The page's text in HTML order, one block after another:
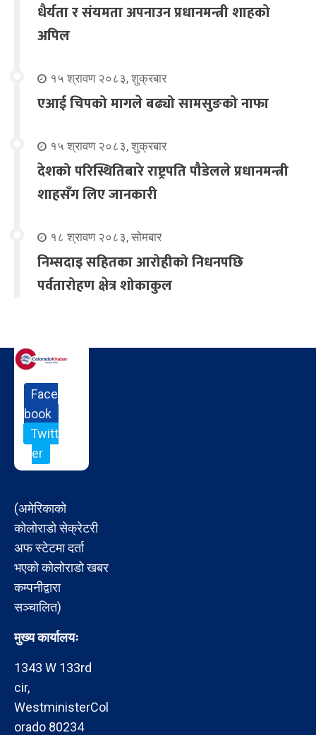
धैर्यता र संयमता अपनाउन प्रधानमन्त्री शाहको
अपिल
१५ श्रावण २०८३, शुक्रबार
एआई चिपको मागले बढ्यो सामसुङको नाफा
१५ श्रावण २०८३, शुक्रबार
देशको परिस्थितिबारे राष्ट्रपति पौडेलले प्रधानमन्त्री
शाहसँग लिए जानकारी
१८ श्रावण २०८३, सोमबार
निम्सदाइ सहितका आरोहीको निधनपछि
पर्वतारोहण क्षेत्र शोकाकुल
Face
book
Twitt
er
(अमेरिकाको
कोलोराडो सेक्रेटरी
अफ स्टेटमा दर्ता
भएको कोलोराडो खबर
कम्पनीद्वारा
सञ्चालित)
मुख्य कार्यालयः
1343 W 133rd
cir,
WestministerCol
orado 80234